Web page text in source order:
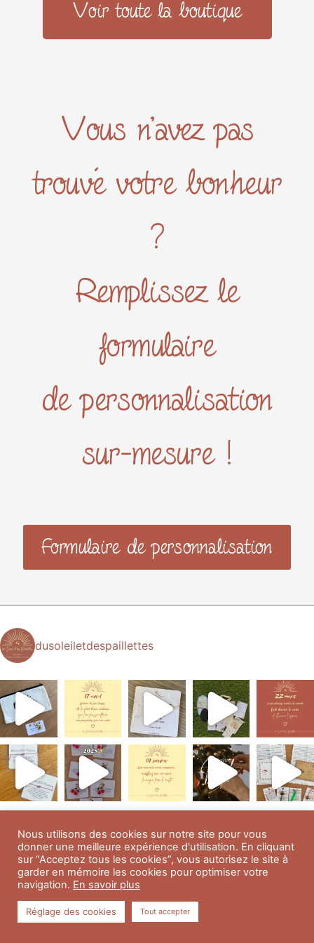
Voir toute la boutique
Vous n'avez pas
trouvé votre bonheur
?
Remplissez le
formulaire
de personnalisation
sur-mesure !
Formulaire de personnalisation
dusoleiletdespaillettes
Nous utilisons des cookies sur notre site pour vous
donner une meilleure expérience d'utilisation. En cliquant
sur “Acceptez tous les cookies”, vous autorisez le site à
garder en mémoire les cookies pour optimiser votre
navigation. En savoir plus
Réglage des cookies Tout accepter